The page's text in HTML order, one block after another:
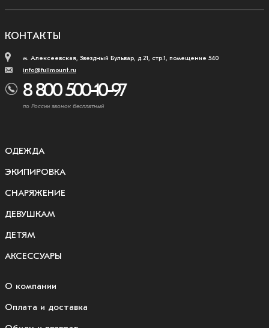
КОНТАКТЫ
м. Алексеевская, Звездный Бульвар, д.21, стр.1, помещение 540
info@fullmount.ru
8 800 500-10-97
по России звонок бесплатный
ОДЕЖДА
ЭКИПИРОВКА
СНАРЯЖЕНИЕ
ДЕВУШКАМ
ДЕТЯМ
АКСЕССУАРЫ
О компании
Оплата и доставка